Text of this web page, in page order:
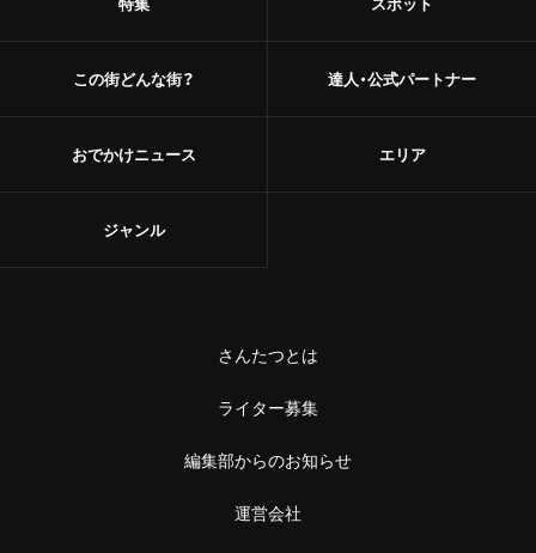
この街どんな街？
おでかけニュース
達人・公式パートナー
エリア
ジャンル
さんたつとは
ライター募集
編集部からのお知らせ
運営会社